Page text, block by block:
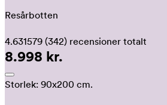
Resårbotten
4.631579 (342) recensioner totalt
8.998 kr.
Storlek: 90x200 cm.